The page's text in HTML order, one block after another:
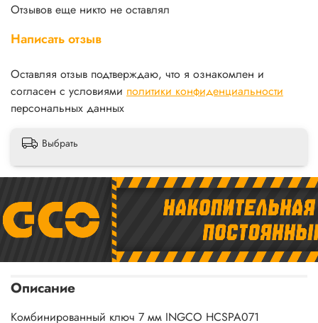
Отзывов еще никто не оставлял
Написать отзыв
Оставляя отзыв подтверждаю, что я ознакомлен и
согласен с условиями политики конфиденциальности
персональных данных
Выбрать
Описание
Комбинированный ключ 7 мм INGCO HCSPA071